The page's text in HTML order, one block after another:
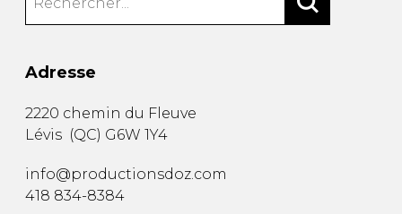
Adresse
2220 chemin du Fleuve
Lévis (QC) G6W 1Y4
info@productionsdoz.com
418 834-8384